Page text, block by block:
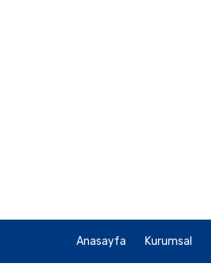
Anasayfa Kurumsal